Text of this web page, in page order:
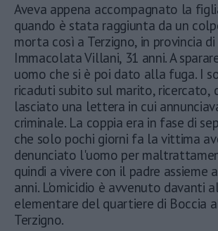
Aveva appena accompagnato la
quando è stata raggiunta da un
morta così a Terzigno, in provincia
Immacolata Villani, 31 anni. A
uomo che si è poi dato alla fuga. I
ricaduti subito sul marito, ricercato,
lasciato una lettera in cui
criminale. La coppia era in fase di
che solo pochi giorni fa la vittima
denunciato l'uomo per
quindi a vivere con il padre assieme
anni. L'omicidio è avvenuto davanti
elementare del quartiere di Boccia
Terzigno.